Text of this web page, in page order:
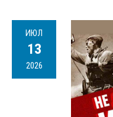
ИЮЛ
13
2026